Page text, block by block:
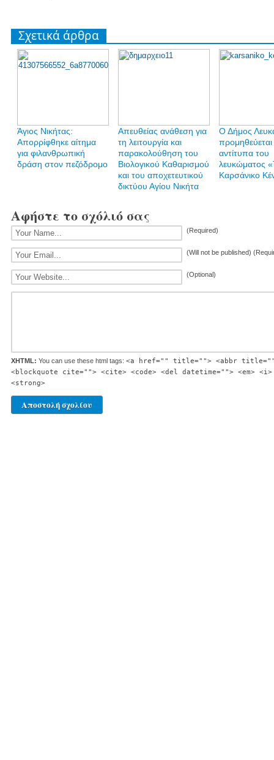
Σχετικά άρθρα
Άγιος Νικήτας:
Απορρίφθηκε αίτημα
για φιλανθρωπική
δράση στον πεζόδρομο
Απευθείας ανάθεση για
τη λειτουργία και
παρακολούθηση του
Βιολογικού Καθαρισμού
και του αποχετευτικού
δικτύου Αγίου Νικήτα
Ο Δήμος
αντίτυπα του
λευκώματος
Καρσάνικο
Αφήστε το σχόλιό σας
(Required)
(Will not be published)
(Optional)
XHTML: You can use these html tags: <a href="" title=""> <abbr
<blockquote cite=""> <cite> <code> <del datetime=""> <em>
<strong>